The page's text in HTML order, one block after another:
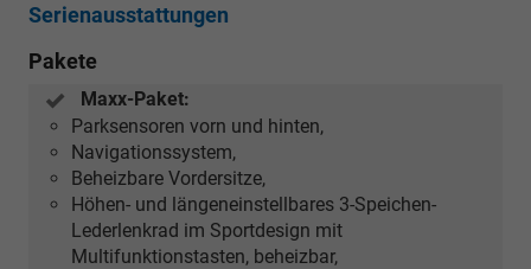
Serienausstattungen
Pakete
Maxx-Paket:
Parksensoren vorn und hinten,
Navigationssystem,
Beheizbare Vordersitze,
Höhen- und längeneinstellbares 3-Speichen-
Lederlenkrad im Sportdesign mit
Multifunktionstasten, beheizbar,